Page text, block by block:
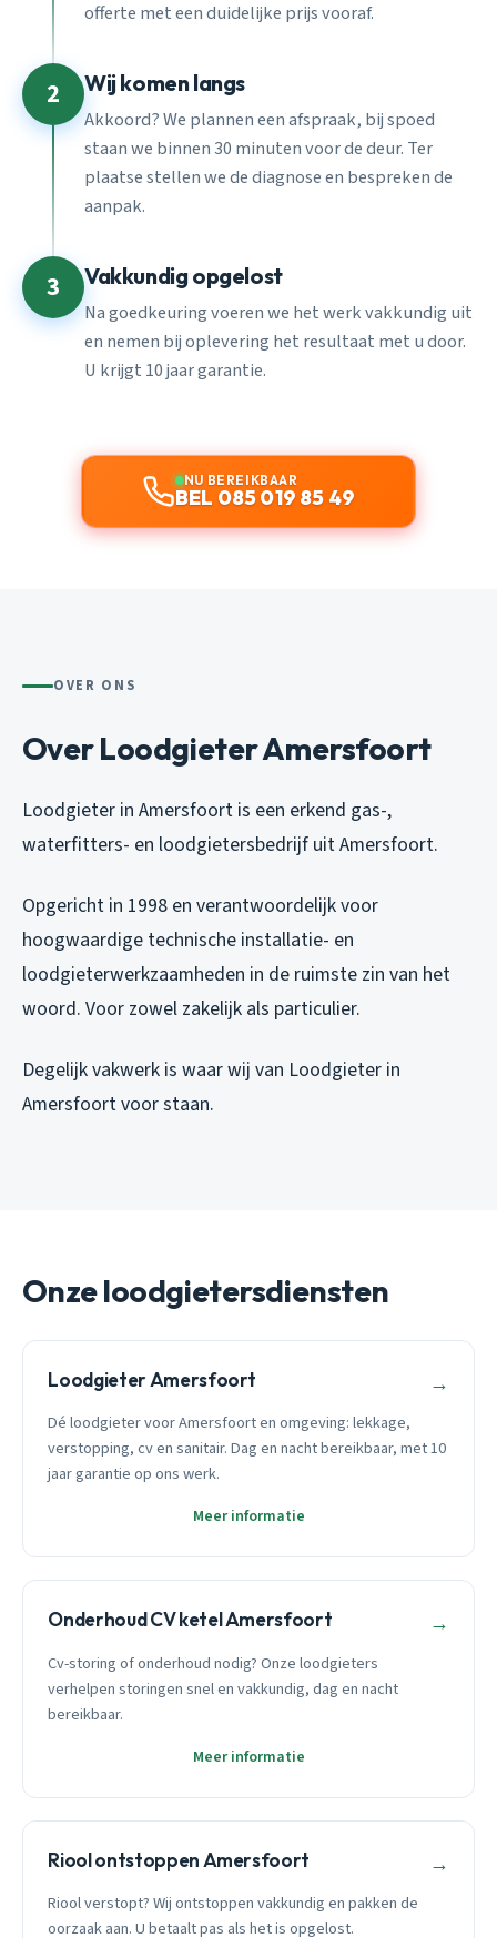
offerte met een duidelijke prijs vooraf.
2 Wij komen langs
Akkoord? We plannen een afspraak, bij spoed
staan we binnen 30 minuten voor de deur. Ter
plaatse stellen we de diagnose en bespreken de
aanpak.
3 Vakkundig opgelost
Na goedkeuring voeren we het werk vakkundig uit
en nemen bij oplevering het resultaat met u door.
U krijgt 10 jaar garantie.
NU BEREIKBAAR
BEL 085 019 85 49
OVER ONS
Over Loodgieter Amersfoort
Loodgieter in Amersfoort is een erkend gas-,
waterfitters- en loodgietersbedrijf uit Amersfoort.
Opgericht in 1998 en verantwoordelijk voor
hoogwaardige technische installatie- en
loodgieterwerkzaamheden in de ruimste zin van het
woord. Voor zowel zakelijk als particulier.
Degelijk vakwerk is waar wij van Loodgieter in
Amersfoort voor staan.
Onze loodgietersdiensten
Loodgieter Amersfoort →
Dé loodgieter voor Amersfoort en omgeving: lekkage,
verstopping, cv en sanitair. Dag en nacht bereikbaar, met 10
jaar garantie op ons werk.
Meer informatie
Onderhoud CV ketel Amersfoort →
Cv-storing of onderhoud nodig? Onze loodgieters
verhelpen storingen snel en vakkundig, dag en nacht
bereikbaar.
Meer informatie
Riool ontstoppen Amersfoort →
Riool verstopt? Wij ontstoppen vakkundig en pakken de
oorzaak aan. U betaalt pas als het is opgelost.